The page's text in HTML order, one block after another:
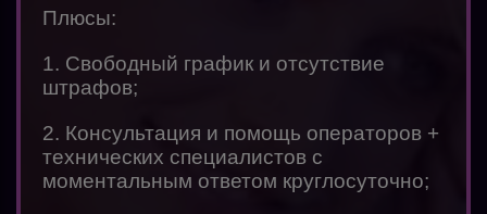
Плюсы:
1. Свободный график и отсутствие
штрафов;
2. Консультация и помощь операторов +
технических специалистов с
моментальным ответом круглосуточно;